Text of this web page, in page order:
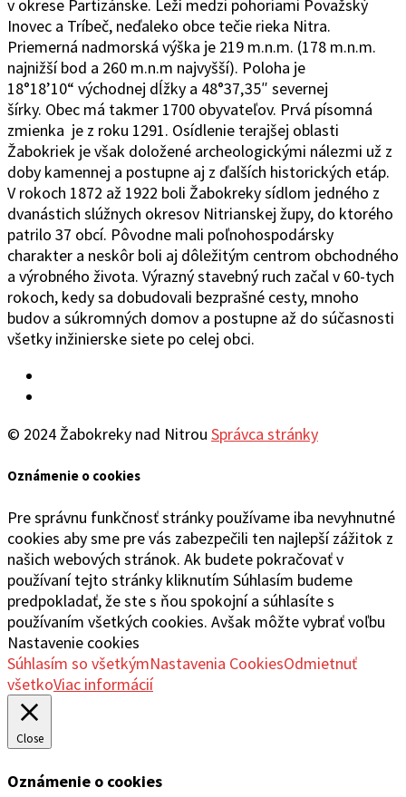
v okrese Partizánske. Leží medzi pohoriami Považský
Inovec a Tríbeč, neďaleko obce tečie rieka Nitra.
Priemerná nadmorská výška je 219 m.n.m. (178 m.n.m.
najnižší bod a 260 m.n.m najvyšší). Poloha je
18°18’10“ východnej dĺžky a 48°37‚35″ severnej
šírky. Obec má takmer 1700 obyvateľov. Prvá písomná
zmienka je z roku 1291. Osídlenie terajšej oblasti
Žabokriek je však doložené archeologickými nálezmi už z
doby kamennej a postupne aj z ďalších historických etáp.
V rokoch 1872 až 1922 boli Žabokreky sídlom jedného z
dvanástich slúžnych okresov Nitrianskej župy, do ktorého
patrilo 37 obcí. Pôvodne mali poľnohospodársky
charakter a neskôr boli aj dôležitým centrom obchodného
a výrobného života. Výrazný stavebný ruch začal v 60-tych
rokoch, kedy sa dobudovali bezprašné cesty, mnoho
budov a súkromných domov a postupne až do súčasnosti
všetky inžinierske siete po celej obci.
© 2024 Žabokreky nad Nitrou Správca stránky
Oznámenie o cookies
Pre správnu funkčnosť stránky používame iba nevyhnutné
cookies aby sme pre vás zabezpečili ten najlepší zážitok z
našich webových stránok. Ak budete pokračovať v
používaní tejto stránky kliknutím Súhlasím budeme
predpokladať, že ste s ňou spokojní a súhlasíte s
používaním všetkých cookies. Avšak môžte vybrať voľbu
Nastavenie cookies
Súhlasím so všetkýmNastavenia CookiesOdmietnuť
všetkoViac informácií
Close
Oznámenie o cookies